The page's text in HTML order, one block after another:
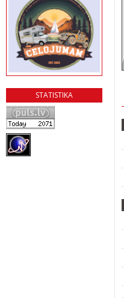
STATISTIKA